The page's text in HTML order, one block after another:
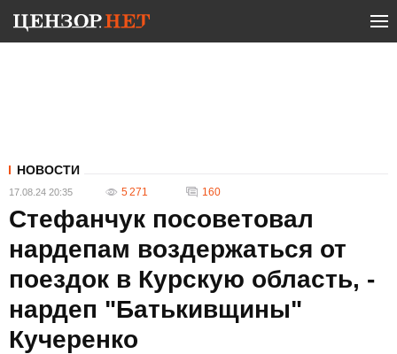
НОВОСТИ
17.08.24 20:35 5 271 160
Стефанчук посоветовал
нардепам воздержаться от
поездок в Курскую область, -
нардеп "Батькивщины"
Кучеренко